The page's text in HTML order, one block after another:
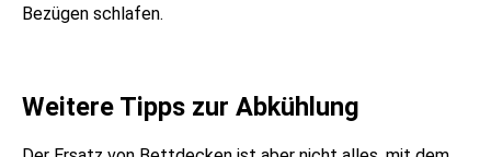
Bezügen schlafen.
Weitere Tipps zur Abkühlung